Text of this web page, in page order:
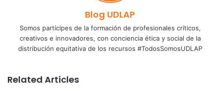
Blog UDLAP
Somos partícipes de la formación de profesionales críticos,
creativos e innovadores, con conciencia ética y social de la
distribución equitativa de los recursos #TodosSomosUDLAP
Related Articles